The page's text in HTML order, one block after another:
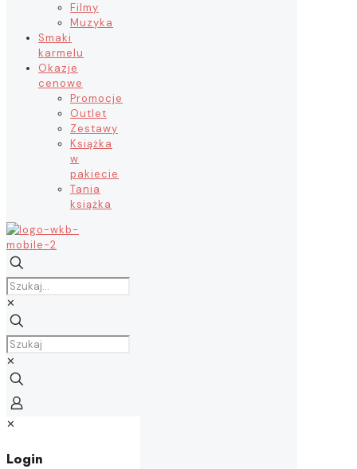
Filmy
Muzyka
Smaki
karmelu
Okazje
cenowe
Promocje
Outlet
Zestawy
Książka
w
pakiecie
Tania
książka
✕
✕
✕
Login